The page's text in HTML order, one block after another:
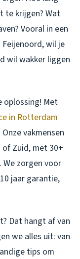
te krijgen? Wat
Vooral in een
wil je
wil wakker liggen
oplossing! Met
in Rotterdam
vakmensen
Zuid, met 30+
We zorgen voor
jaar garantie,
Dat hangt af van
we alles uit: van
tips om